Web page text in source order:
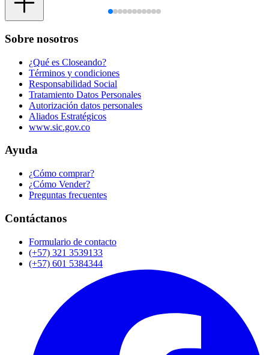
Sobre nosotros
¿Qué es Closeando?
Términos y condiciones
Responsabilidad Social
Tratamiento Datos Personales
Autorización datos personales
Aliados Estratégicos
www.sic.gov.co
Ayuda
¿Cómo comprar?
¿Cómo Vender?
Preguntas frecuentes
Contáctanos
Formulario de contacto
(+57) 321 3539133
(+57) 601 5384344